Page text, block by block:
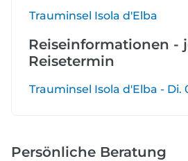
Trauminsel Isola d'Elba
Reiseinformationen -
Reisetermin
Trauminsel Isola d'Elba - Di.
Persönliche Beratung